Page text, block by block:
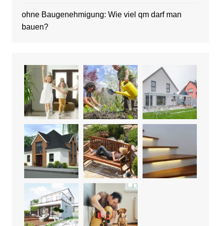
ohne Baugenehmigung: Wie viel qm darf man
bauen?